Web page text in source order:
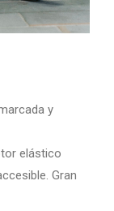
y
elástico
Gran